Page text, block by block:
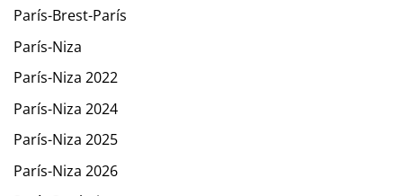
París-Brest-París
París-Niza
París-Niza 2022
París-Niza 2024
París-Niza 2025
París-Niza 2026